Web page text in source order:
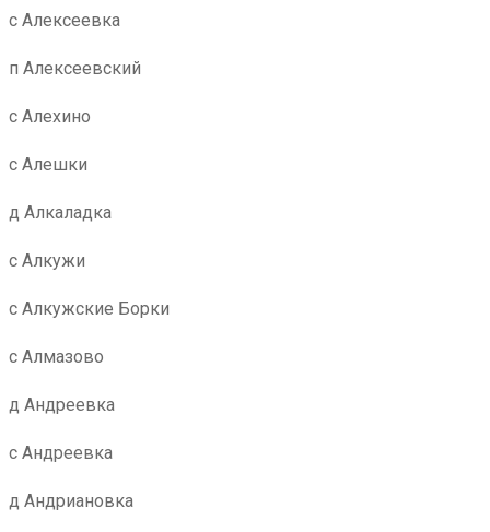
с Алексеевка
п Алексеевский
с Алехино
с Алешки
д Алкаладка
с Алкужи
с Алкужские Борки
с Алмазово
д Андреевка
с Андреевка
д Андриановка